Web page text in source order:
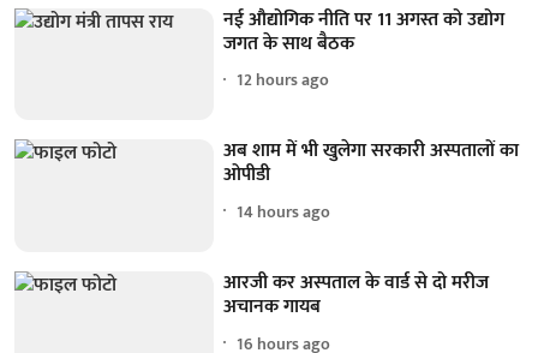
नई औद्योगिक नीति पर 11 अगस्त को उद्योग
जगत के साथ बैठक
12 hours ago
अब शाम में भी खुलेगा सरकारी अस्पतालों का
ओपीडी
14 hours ago
आरजी कर अस्पताल के वार्ड से दो मरीज
अचानक गायब
16 hours ago